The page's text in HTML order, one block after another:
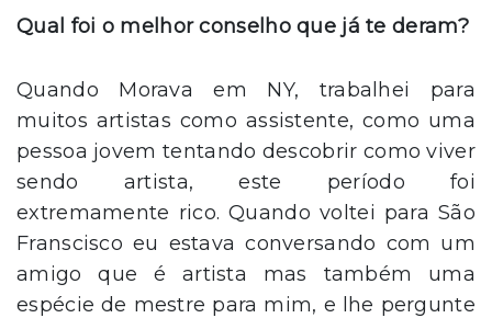
Qual foi o melhor conselho que já te deram?
Quando Morava em NY, trabalhei para
muitos artistas como assistente, como uma
pessoa jovem tentando descobrir como viver
sendo artista, este período foi
extremamente rico. Quando voltei para São
Franscisco eu estava conversando com um
amigo que é artista mas também uma
espécie de mestre para mim, e lhe pergunte